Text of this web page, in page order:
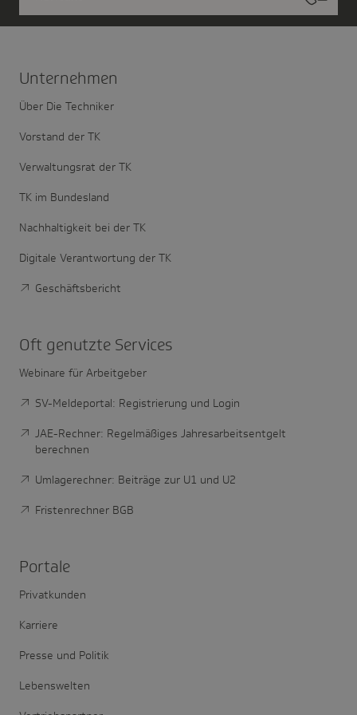
Unter­nehmen
Über Die Techniker
Vorstand der TK
Verwaltungsrat der TK
TK im Bundesland
Nachhaltigkeit bei der TK
Digitale Verantwortung der TK
Geschäftsbericht
Oft genutzte Services
Webinare für Arbeitgeber
SV-Meldeportal: Registrierung und Login
JAE-Rechner: Regelmäßiges Jahresarbeitsentgelt
berechnen
Umlagerechner: Beiträge zur U1 und U2
Fristenrechner BGB
Portale
Privatkunden
Karriere
Presse und Politik
Lebenswelten